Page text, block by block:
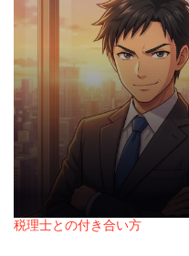
Posted
税理士との付き合い方